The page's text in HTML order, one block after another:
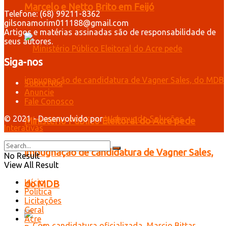
Marcelo e Netto Brito em Feijó
Ministério Público Eleitoral do Acre pede
impugnação de candidatura de Vagner Sales,
do MDB
Telefone: (68) 99211-8362
gilsonamorim011188@gmail.com
Artigos e matérias assinadas são de responsabilidade de
seus autores.
Siga-nos
Sobre Nós
Anuncie
Fale Conosco
© 2021 - Desenvolvido porWebmundo Soluções
Interativas
No Result
View All Result
Início
Política
Licitações
Geral
Acre